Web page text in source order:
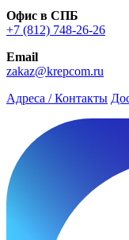
Офис в СПБ
+7 (812) 748‑26-26
Email
zakaz@krepcom.ru
Адреса / Контакты